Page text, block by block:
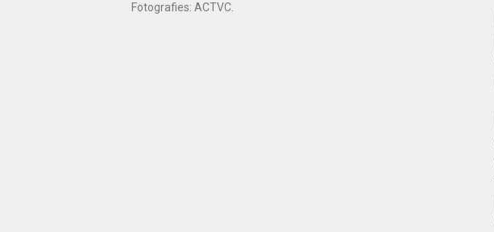
Fotografies: ACTVC.